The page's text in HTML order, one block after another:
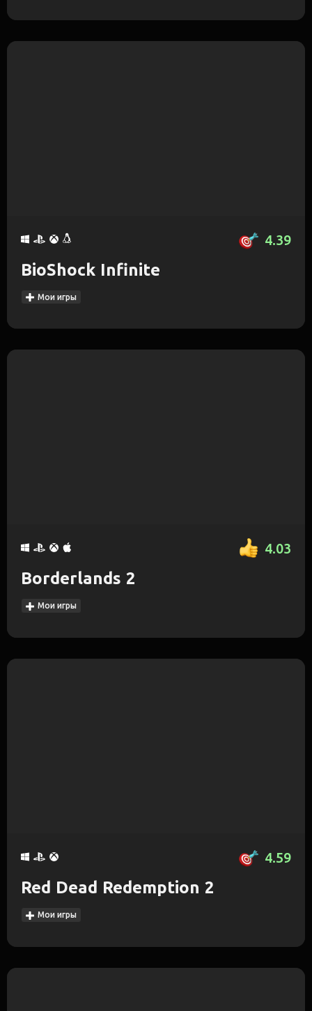
4.39
BioShock Infinite
Мои игры
4.03
Borderlands 2
Мои игры
4.59
Red Dead Redemption 2
Мои игры